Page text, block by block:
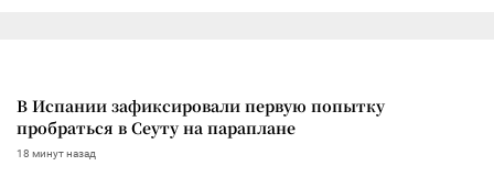
В Испании зафиксировали первую попытку
пробраться в Сеуту на параплане
18 минут назад